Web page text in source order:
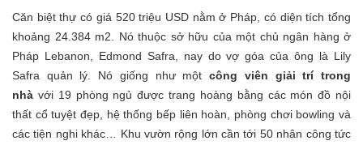
Căn biệt thự có giá 520 triệu USD nằm ở Pháp, có diện tích tổng
khoảng 24.384 m2. Nó thuộc sở hữu của một chủ ngân hàng ở
Pháp Lebanon, Edmond Safra, nay do vợ góa của ông là Lily
Safra quản lý. Nó giống như mộtcông viên giải trí trong
nhà với 19 phòng ngủ được trang hoàng bằng các món đồ nội
thất cổ tuyệt đẹp, hệ thống bếp liên hoàn, phòng chơi bowling và
các tiện nghi khác… Khu vườn rộng lớn cần tới 50 nhân công tức